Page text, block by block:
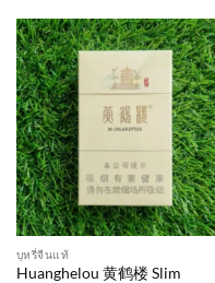
บุหรี่จีนแท้
Huanghelou 黄鹤楼 Slim